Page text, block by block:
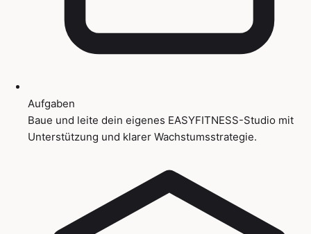
Aufgaben
Baue und leite dein eigenes EASYFITNESS-Studio mit
Unterstützung und klarer Wachstumsstrategie.